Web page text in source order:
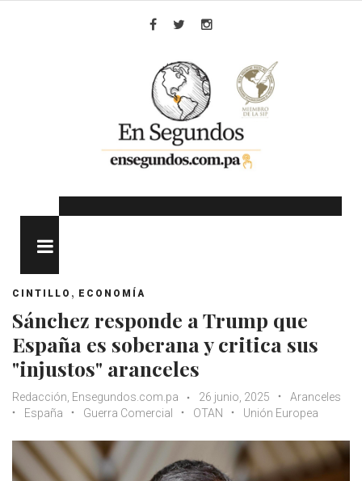
CINTILLO , ECONOMÍA
Sánchez responde a Trump que
España es soberana y critica sus
"injustos" aranceles
Redacción, Ensegundos.com.pa 26 junio, 2025
Aranceles
España
Guerra Comercial OTAN Unión Europea